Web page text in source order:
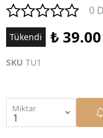
0
Tükendi ₺ 39.00
SKU TU1
Miktar